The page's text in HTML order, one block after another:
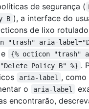
de segurança (
B ), a interface do
de lixo
"trash" aria-
e
{% octicon "trash"
Policy B" %} .
aria-label
, como
o
aria-label
encontrarão,